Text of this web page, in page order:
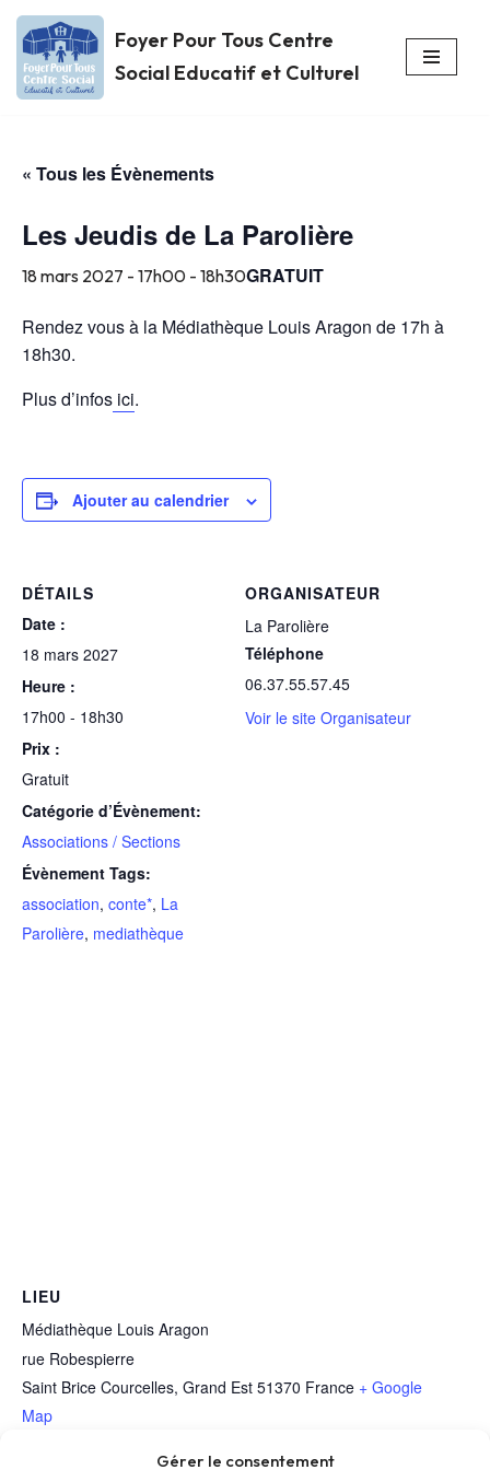
Gérer le consentement
Aller
au
Foyer Pour Tous Centre
Social Educatif et Culturel
« Tous les Évènements
Les Jeudis de La Parolière
18 mars 2027 - 17h00 - 18h30GRATUIT
Rendez vous à la Médiathèque Louis Aragon de 17h à
18h30.
Plus d’infos ici.
Ajouter au calendrier
DÉTAILS
Date :
18 mars 2027
Heure :
17h00 - 18h30
Prix :
Gratuit
Catégorie d’Évènement:
Associations / Sections
Évènement Tags:
association, conte*, La
Parolière, mediathèque
ORGANISATEUR
La Parolière
Téléphone
06.37.55.57.45
Voir le site Organisateur
LIEU
Médiathèque Louis Aragon
rue Robespierre
Saint Brice Courcelles, Grand Est 51370 France + Google
Map